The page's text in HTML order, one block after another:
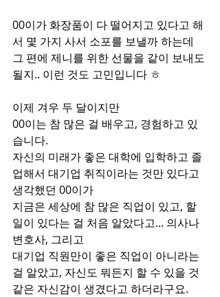
00이가 화장품이 다 떨어지고 있다고 해
서 몇 가지 사서 소포를 보낼까 하는데
그 편에 제니를 위한 선물을 같이 보내도
될지.. 이런 것도 고민입니다 ㅎ
이제 겨우 두 달이지만
00이는 참 많은 걸 배우고, 경험하고 있
습니다.
자신의 미래가 좋은 대학에 입학하고 졸
업해서 대기업 취직이라는 것만 있다고
생각했던 00이가
지금은 세상에 참 많은 직업이 있고, 할
일이 있다는 걸 처음 알았다고... 의사나
변호사, 그리고
대기업 직원만이 좋은 직업이 아니라는
걸 알았고, 자신도 뭐든지 할 수 있을 것
같은 자신감이 생겼다고 하더라구요.